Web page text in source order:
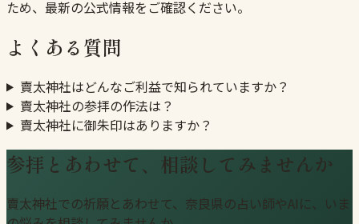
ため、最新の公式情報をご確認ください。
よくある質問
賣太神社はどんなご利益で知られていますか？
賣太神社の参拝の作法は？
賣太神社に御朱印はありますか？
参拝とあわせて、相談してみませんか
賣太神社での祈願とあわせて、奈良県の占い師やAIに、いま